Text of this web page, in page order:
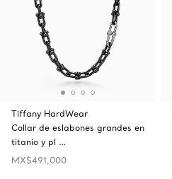
Tiffany HardWear
Collar de eslabones grandes en
titanio y pl …
MX$491,000